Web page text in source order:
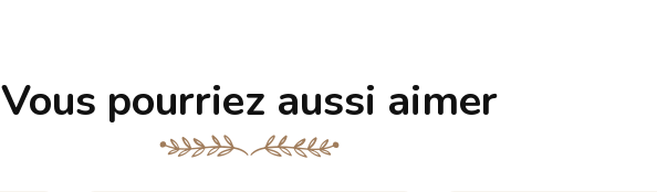
Vous pourriez aussi aimer